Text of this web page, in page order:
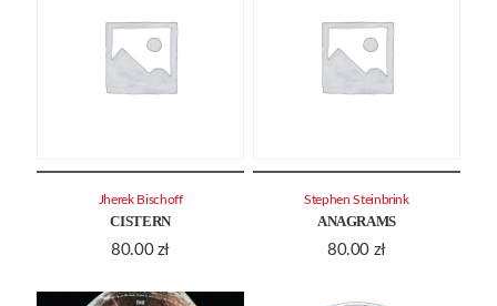
CISTERN
80.00 zł
Jherek Bischoff
ANAGRAMS
80.00 zł
Stephen Steinbrink